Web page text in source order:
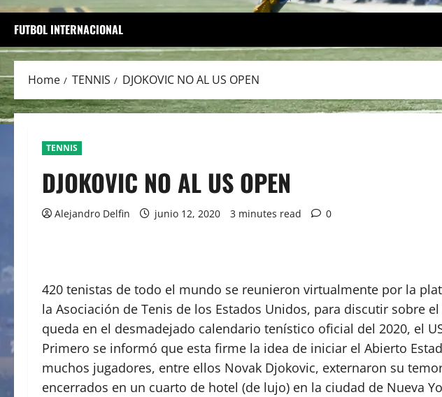
FUTBOL INTERNACIONAL
Home TENNIS DJOKOVIC NO AL US OPEN
TENNIS
DJOKOVIC NO AL US OPEN
Alejandro Delfin junio 12, 2020 3 minutes read 0
420 tenistas de todo el mundo se reunieron virtualmente por la
la Asociación de Tenis de los Estados Unidos, para discutir sobre
queda en el desmadejado calendario tenístico oficial del 2020, el
Primero se informó que esta firme la idea de iniciar el Abierto
muchos jugadores, entre ellos Novak Djokovic, externaron su
encerrados en un cuarto de hotel (de lujo) en la ciudad de Nueva